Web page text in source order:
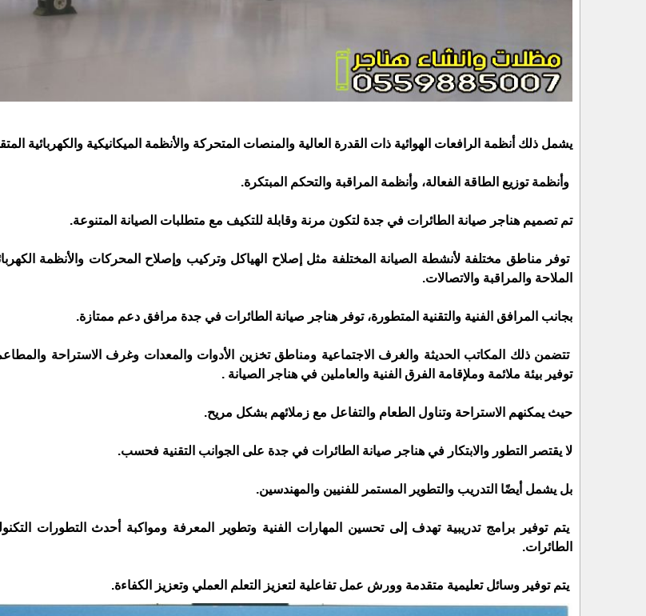
يشمل ذلك أنظمة الرافعات الهوائية ذات القدرة العالية والمنصات المتحركة والأنظمة الميكانيكية والكهربائية
وأنظمة توزيع الطاقة الفعالة، وأنظمة المراقبة والتحكم المبتكرة.
تم تصميم هناجر صيانة الطائرات في جدة لتكون مرنة وقابلة للتكيف مع متطلبات الصيانة المتنوعة.
توفر مناطق مختلفة لأنشطة الصيانة المختلفة مثل إصلاح الهياكل وتركيب وإصلاح المحركات والأنظمة
الملاحة والمراقبة والاتصالات.
بجانب المرافق الفنية والتقنية المتطورة، توفر هناجر صيانة الطائرات في جدة مرافق دعم ممتازة.
تتضمن ذلك المكاتب الحديثة والغرف الاجتماعية ومناطق تخزين الأدوات والمعدات وغرف الاستراحة
توفير بيئة ملائمة وملإقامة الفرق الفنية والعاملين في هناجر الصيانة .
حيث يمكنهم الاستراحة وتناول الطعام والتفاعل مع زملائهم بشكل مريح.
لا يقتصر التطور والابتكار في هناجر صيانة الطائرات في جدة على الجوانب التقنية فحسب.
بل يشمل أيضًا التدريب والتطوير المستمر للفنيين والمهندسين.
يتم توفير برامج تدريبية تهدف إلى تحسين المهارات الفنية وتطوير المعرفة ومواكبة أحدث التطورات
الطائرات.
يتم توفير وسائل تعليمية متقدمة وورش عمل تفاعلية لتعزيز التعلم العملي وتعزيز الكفاءة.